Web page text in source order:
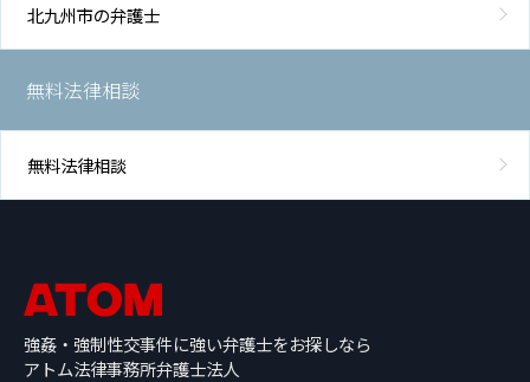
北九州市の弁護士
無料法律相談
無料法律相談
強姦・強制性交事件に強い弁護士をお探しなら
アトム法律事務所弁護士法人